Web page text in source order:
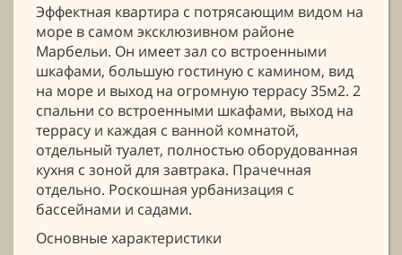
Эффектная квартира с потрясающим видом на
море в самом эксклюзивном районе
Марбельи. Он имеет зал со встроенными
шкафами, большую гостиную с камином, вид
на море и выход на огромную террасу 35м2. 2
спальни со встроенными шкафами, выход на
террасу и каждая с ванной комнатой,
отдельный туалет, полностью оборудованная
кухня с зоной для завтрака. Прачечная
отдельно. Роскошная урбанизация с
бассейнами и садами.
Основные характеристики